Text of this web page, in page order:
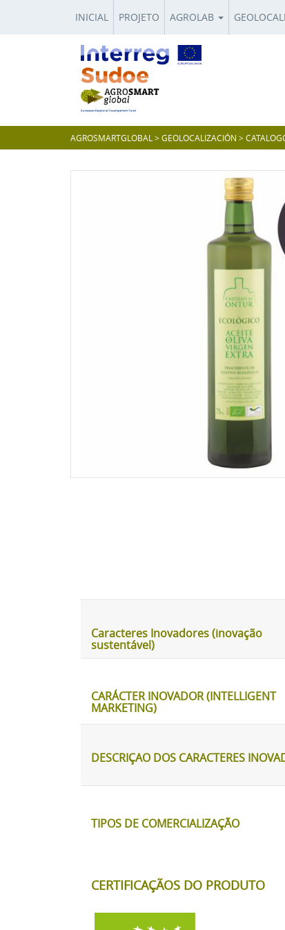
INICIAL PROJETO AGROLAB
AGROSMARTGLOBAL >GEOLOCALIZACIÓN >
Caracteres Inovadores (inovação
sustentável)
CARÁCTER INOVADOR (INTELLIGENT
MARKETING)
DESCRIÇAO DOS CARACTERES
TIPOS DE COMERCIALIZAÇÃO
CERTIFICAÇÃOS DO PRODUTO